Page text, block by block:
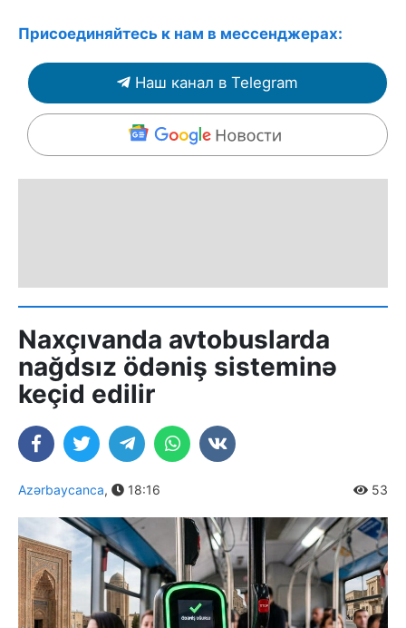
Присоединяйтесь к нам в мессенджерах:
Наш канал в Telegram
Naxçıvanda avtobuslarda
nağdsız ödəniş sisteminə
keçid edilir
Azərbaycanca, 18:16 53